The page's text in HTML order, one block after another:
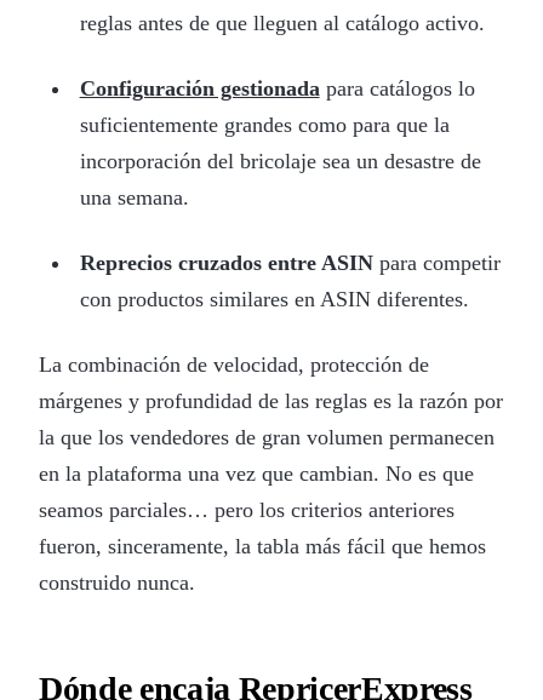
reglas antes de que lleguen al catálogo activo.
Configuración gestionada para catálogos lo
suficientemente grandes como para que la
incorporación del bricolaje sea un desastre de
una semana.
Reprecios cruzados entre ASINpara competir
con productos similares en ASIN diferentes.
La combinación de velocidad, protección de
márgenes y profundidad de las reglas es la razón por
la que los vendedores de gran volumen permanecen
en la plataforma una vez que cambian. No es que
seamos parciales… pero los criterios anteriores
fueron, sinceramente, la tabla más fácil que hemos
construido nunca.
Dónde encaja RepricerExpress